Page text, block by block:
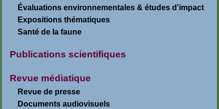
Évaluations environnementales & études d'impact
Expositions thématiques
Santé de la faune
Publications scientifiques
Revue médiatique
Revue de presse
Documents audiovisuels